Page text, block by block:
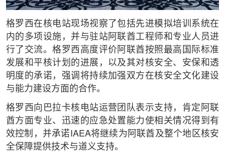
格罗西在核电站现场视察了包括先进模拟培训系统在
内的多项设施，并与驻站阿联酋工程师和专业人员进
行了交流。格罗西高度评价阿联酋按照最高国际标准
发展和平核计划的进展，以及其对核安全、安保和透
明度的承诺，强调将持续加强双方在核安全文化建设
与能力建设方面的合作。
格罗西向巴拉卡核电站运营团队表示支持，肯定阿联
酋方面专业、迅速的应急处置能力使相关情况得到有
效控制，并承诺IAEA将继续为阿联酋及整个地区核安
全保障提供技术与道义支持。